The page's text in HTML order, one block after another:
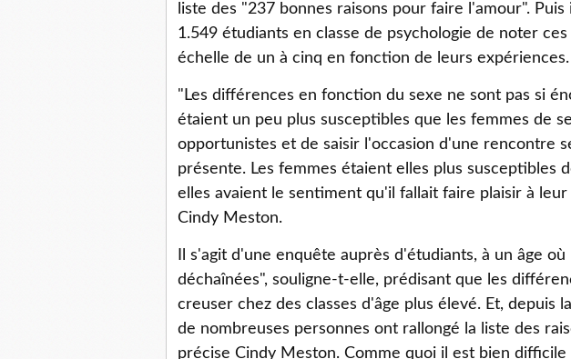
liste des "237 bonnes raisons pour faire l'amour". Puis
1.549 étudiants en classe de psychologie de noter
échelle de un à cinq en fonction de leurs expériences.
"Les différences en fonction du sexe ne sont pas si
étaient un peu plus susceptibles que les femmes de
opportunistes et de saisir l'occasion d'une rencontre
présente. Les femmes étaient elles plus susceptibles
elles avaient le sentiment qu'il fallait faire plaisir à
Cindy Meston.
Il s'agit d'une enquête auprès d'étudiants, à un âge
déchaînées", souligne-t-elle, prédisant que les
creuser chez des classes d'âge plus élevé. Et, depuis
de nombreuses personnes ont rallongé la liste des
précise Cindy Meston. Comme quoi il est bien